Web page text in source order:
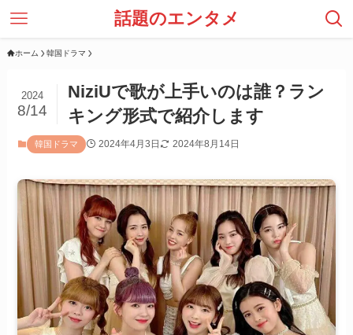
話題のエンタメ
ホーム 韓国ドラマ
NiziUで歌が上手いのは誰？ラン
キング形式で紹介します
2024
8/14
韓国ドラマ 2024年4月3日 2024年8月14日